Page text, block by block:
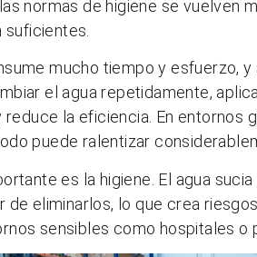
normas de higiene se vuelven
mucho tiempo y esfuerzo,
el agua repetidamente,
reduce la eficiencia. En entornos
puede ralentizar
es la higiene. El agua
de eliminarlos, lo que crea
sensibles como hospitales o